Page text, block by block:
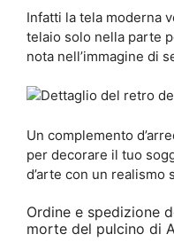
Infatti la tela moderna
telaio solo nella parte
nota nell’immagine di
Un complemento
per decorare il tuo
d’arte con un realismo
Ordine e spedizione
morte del pulcino di